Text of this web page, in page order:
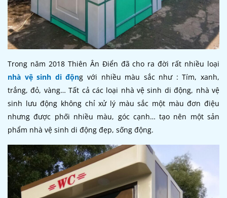
Trong năm 2018 Thiên Ân Điển đã cho ra đời rất nhiều loại
nhà vệ sinh di động với nhiều màu sắc như : Tím, xanh,
trắng, đỏ, vàng… Tất cả các loại nhà vệ sinh di động, nhà vệ
sinh lưu động không chỉ xử lý màu sắc một màu đơn điệu
nhưng được phối nhiều màu, góc cạnh… tạo nên một sản
phẩm nhà vệ sinh di động đẹp, sống động.